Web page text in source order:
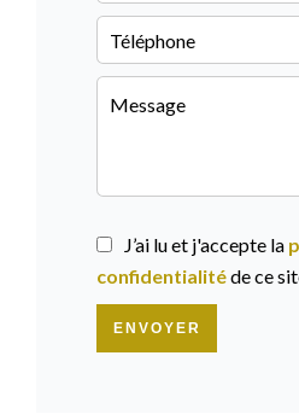
J’ai lu et j'accepte la
confidentialitéde ce
ENVOYER